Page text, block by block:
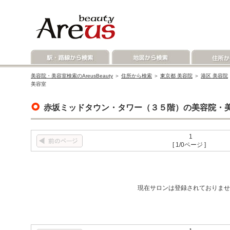
美容院・美容室検索のAreusBeauty ＞ 住所から検索 ＞ 東京都 美容院 ＞ 港区 美容院
美容室
赤坂ミッドタウン・タワー（３５階）の美容院・
1
[ 1/0ページ ]
現在サロンは登録されておりま